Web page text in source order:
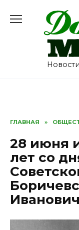
содержанию
ГЛАВНАЯ »
28 июня
лет со